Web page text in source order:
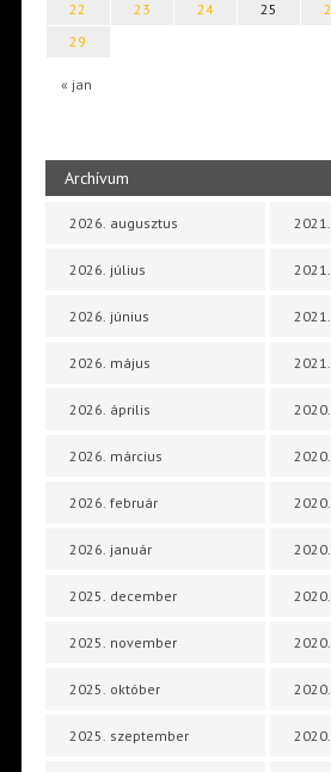
« jan
22
23 24 25
29
Archívum
2026. augusztus
2026. július
2026. június
2026. május
2026. április
2026. március
2026. február
2026. január
2025. december
2025. november
2025. október
2025. szeptember